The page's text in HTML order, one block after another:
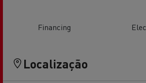
Financing
Localização